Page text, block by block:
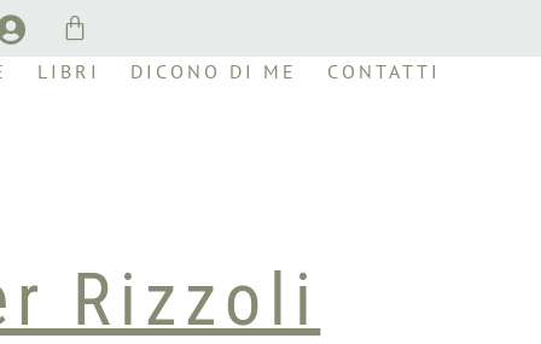
LIBRI DICONO DI ME CONTATTI
Rizzoli